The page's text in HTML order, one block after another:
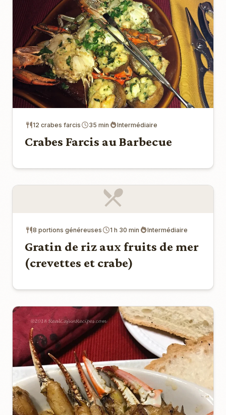
12 crabes farcis 35 min Intermédiaire
Crabes Farcis au Barbecue
8 portions généreuses 1 h 30 min Intermédiaire
Gratin de riz aux fruits de mer
(crevettes et crabe)